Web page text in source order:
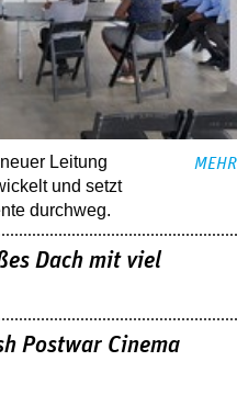
Leitung
und setzt
durchweg.
MEHR
Dach mit viel
Postwar Cinema